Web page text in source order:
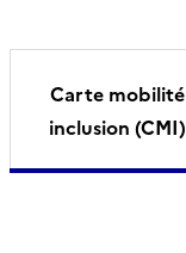
Carte mobilité
inclusion (CMI)